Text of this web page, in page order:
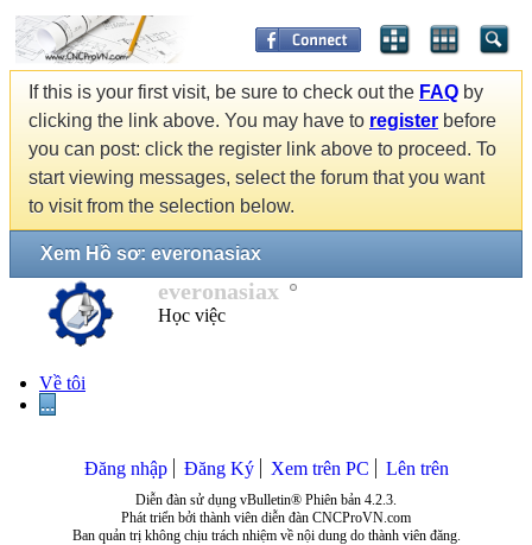
If this is your first visit, be sure to check out the FAQ by
clicking the link above. You may have to register before
you can post: click the register link above to proceed. To
start viewing messages, select the forum that you want
to visit from the selection below.
Xem Hồ sơ: everonasiax
everonasiax
Học việc
Về tôi
...
Đăng nhập Đăng Ký Xem trên PC Lên trên
Diễn đàn sử dụng vBulletin® Phiên bản 4.2.3.
Phát triển bởi thành viên diễn đàn CNCProVN.com
Ban quản trị không chịu trách nhiệm về nội dung do thành viên đăng.